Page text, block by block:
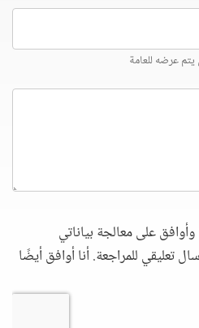
عرضه للعامة
وأوافق على معالجة بياناتي
تعليقي للمراجعة. أنا أوافق أيضًا